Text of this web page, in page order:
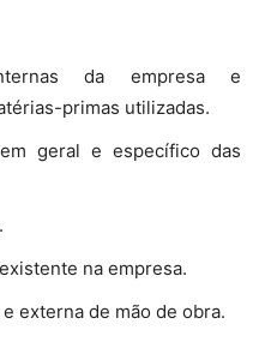
da empresa e
primas utilizadas.
geral e específico das
na empresa.
externa de mão de obra.